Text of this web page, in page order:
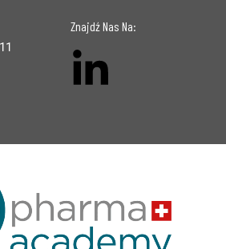
Znajdź Nas Na: